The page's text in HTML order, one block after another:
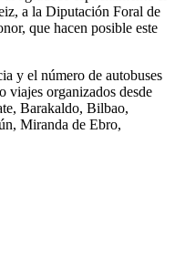
a la Diputación Foral de
que hacen posible este
y el número de autobuses
viajes organizados desde
Barakaldo, Bilbao,
Miranda de Ebro,